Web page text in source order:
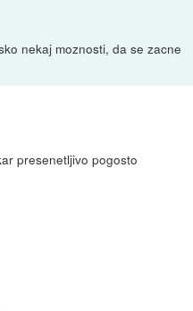
nekaj moznosti, da se zacne
presenetljivo pogosto